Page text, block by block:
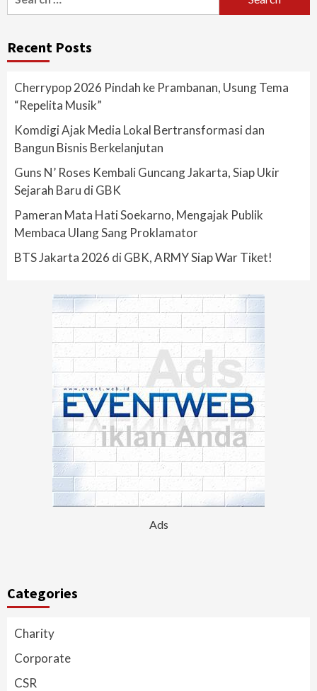
for:
Recent Posts
Cherrypop 2026 Pindah ke Prambanan, Usung Tema
“Repelita Musik”
Komdigi Ajak Media Lokal Bertransformasi dan
Bangun Bisnis Berkelanjutan
Guns N’ Roses Kembali Guncang Jakarta, Siap Ukir
Sejarah Baru di GBK
Pameran Mata Hati Soekarno, Mengajak Publik
Membaca Ulang Sang Proklamator
BTS Jakarta 2026 di GBK, ARMY Siap War Tiket!
Ads
Categories
Charity
Corporate
CSR